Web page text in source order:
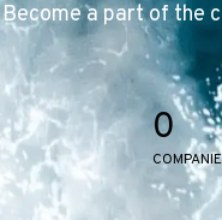
Become a part of the
0